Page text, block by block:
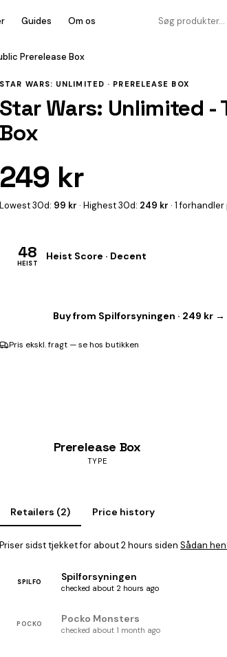
Guides Om os
Prerelease Box
STAR WARS: UNLIMITED · PRERELEASE BOX
Star Wars: Unlimited -
Box
249 kr
Lowest 30d: 99 kr · Highest 30d: 249 kr · 1
48
HEIST
Heist Score · Decent
Buy from Spilforsyningen · 249 kr →
Pris ekskl. fragt — se hos butikken
Prerelease Box
TYPE
Retailers (2) Price history
Priser sidst tjekket for about 2 hours siden Sådan
SPILFO Spilforsyningen
checked about 2 hours ago
POCKO Pocko Monsters
checked about 1 month ago